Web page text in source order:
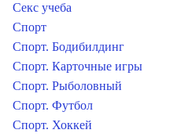
Секс учеба
Спорт
Спорт. Бодибилдинг
Спорт. Карточные игры
Спорт. Рыболовный
Спорт. Футбол
Спорт. Хоккей